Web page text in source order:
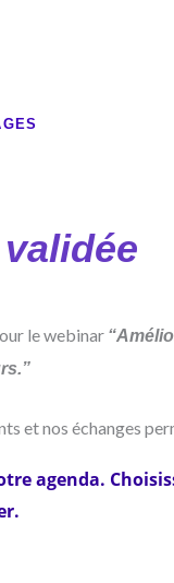
validée
le webinar
et nos échanges
agenda.